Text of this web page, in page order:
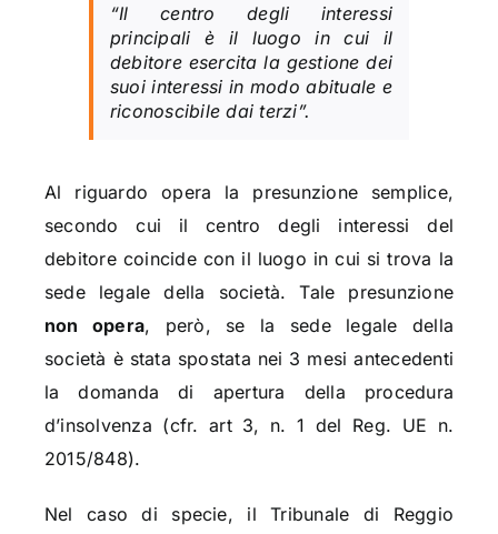
“Il centro degli interessi
principali è il luogo in cui il
debitore esercita la gestione dei
suoi interessi in modo abituale e
riconoscibile dai terzi”.
Al riguardo opera la presunzione semplice,
secondo cui il centro degli interessi del
debitore coincide con il luogo in cui si trova la
sede legale della società. Tale presunzione
non opera, però, se la sede legale della
società è stata spostata nei 3 mesi antecedenti
la domanda di apertura della procedura
d’insolvenza (cfr. art 3, n. 1 del Reg. UE n.
2015/848).
Nel caso di specie, il Tribunale di Reggio